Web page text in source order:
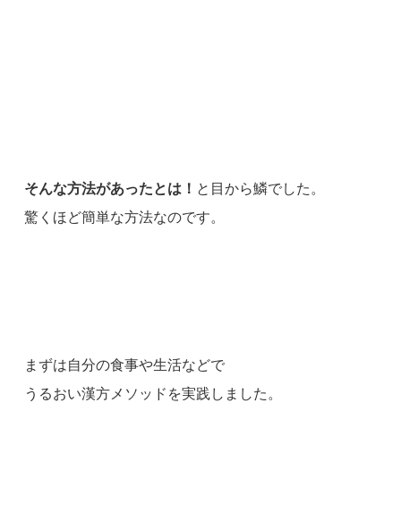
そんな方法があったとは！ と目から鱗でした。
驚くほど簡単な方法なのです。
まずは自分の食事や生活などで
うるおい漢方メソッドを実践しました。